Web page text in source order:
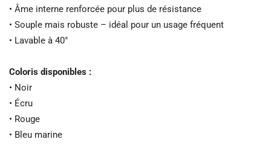
• Âme interne renforcée pour plus de résistance
• Souple mais robuste – idéal pour un usage fréquent
• Lavable à 40°
Coloris disponibles :
• Noir
• Écru
• Rouge
• Bleu marine